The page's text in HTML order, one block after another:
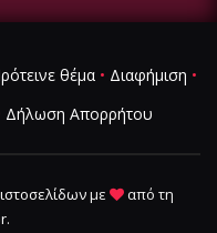
θέμα• Διαφήμιση •
Δήλωση Απορρήτου
με
από τη
.